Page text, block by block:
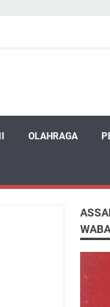
OLAHRAGA